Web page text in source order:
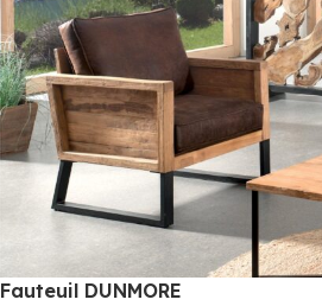
Fauteuil DUNMORE